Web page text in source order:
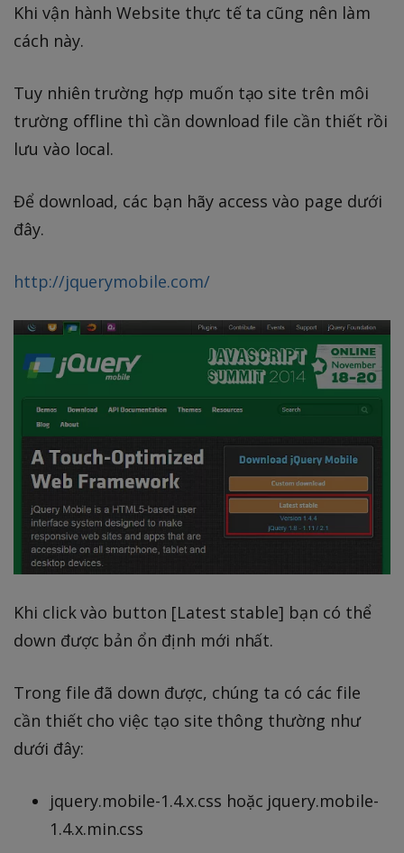
Khi vận hành Website thực tế ta cũng nên làm
cách này.
Tuy nhiên trường hợp muốn tạo site trên môi
trường offline thì cần download file cần thiết rồi
lưu vào local.
Để download, các bạn hãy access vào page dưới
đây.
http://jquerymobile.com/
Khi click vào button [Latest stable] bạn có thể
down được bản ổn định mới nhất.
Trong file đã down được, chúng ta có các file
cần thiết cho việc tạo site thông thường như
dưới đây:
jquery.mobile-1.4.x.css hoặc jquery.mobile-
1.4.x.min.css